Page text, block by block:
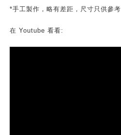
*手工製作，略有差距，尺寸只供參考
在 Youtube 看看: